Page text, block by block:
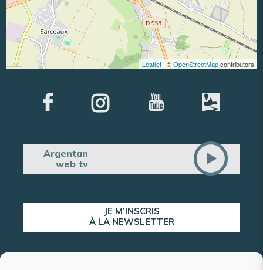
Leaflet | ©OpenStreetMapcontributors
Argentan
web tv
JE M’INSCRIS
À LA NEWSLETTER